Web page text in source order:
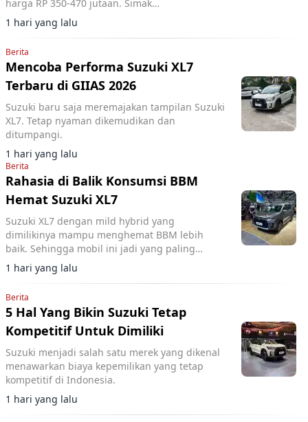
harga RP 350-470 jutaan. Simak
perbandingannya.
1 hari yang lalu
Berita
Mencoba Performa Suzuki XL7
Terbaru di GIIAS 2026
Suzuki baru saja meremajakan tampilan Suzuki
XL7. Tetap nyaman dikemudikan dan
ditumpangi.
1 hari yang lalu
Berita
Rahasia di Balik Konsumsi BBM
Hemat Suzuki XL7
Suzuki XL7 dengan mild hybrid yang
dimilikinya mampu menghemat BBM lebih
baik. Sehingga mobil ini jadi yang paling
hemat di kelasnya.
1 hari yang lalu
Berita
5 Hal Yang Bikin Suzuki Tetap
Kompetitif Untuk Dimiliki
Suzuki menjadi salah satu merek yang dikenal
menawarkan biaya kepemilikan yang tetap
kompetitif di Indonesia.
1 hari yang lalu